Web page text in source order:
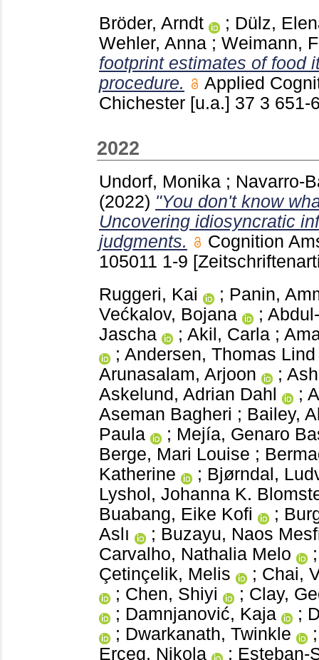
Bröder, Arndt
; Dülz,
Wehler, Anna ; Weimann,
footprint estimates of food
procedure.
Applied
Chichester [u.a.] 37 3 651-
2022
Undorf, Monika ; Navarro-
(2022) "You don't know
Uncovering idiosyncratic
judgments.
Cognition
105011 1-9
Ruggeri, Kai
; Panin,
Većkalov, Bojana
;
Jascha
; Akil, Carla ;
; Andersen, Thomas Lind
Arunasalam, Arjoon
;
Askelund, Adrian Dahl
;
Aseman Bagheri ; Bailey,
Paula
; Mejía, Genaro
Berge, Mari Louise ;
Katherine
; Bjørndal,
Lyshol, Johanna K.
Buabang, Eike Kofi
;
Aslı
; Buzayu, Naos
Carvalho, Nathalia Melo
Çetinçelik, Melis
; Chai,
; Chen, Shiyi ; Clay,
; Damnjanović, Kaja ;
; Dwarkanath, Twinkle
Erceg, Nikola
; Esteban-